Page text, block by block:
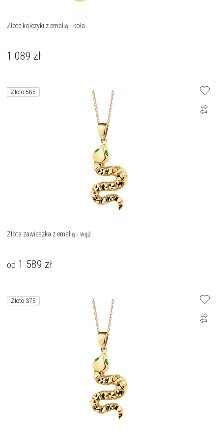
Złote kolczyki z emalią - koła
1 089 zł
Złoto 585
Złota zawieszka z emalią - wąż
od 1 589 zł
Złoto 375